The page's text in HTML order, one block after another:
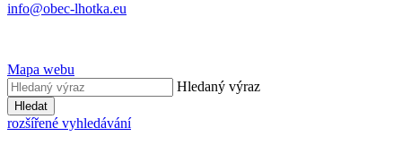
info@obec-lhotka.eu
Mapa webu
Hledaný výraz
Hledat
rozšířené vyhledávání